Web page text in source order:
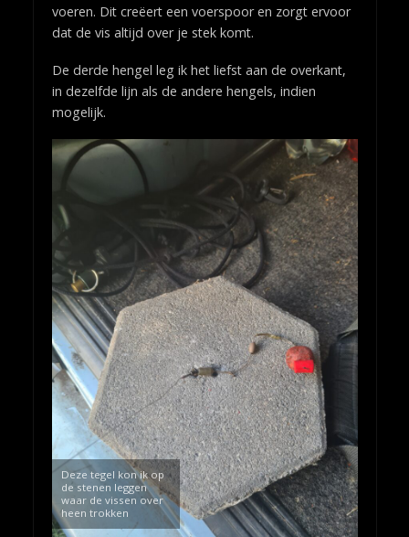
voeren. Dit creëert een voerspoor en zorgt ervoor
dat de vis altijd over je stek komt.
De derde hengel leg ik het liefst aan de overkant,
in dezelfde lijn als de andere hengels, indien
mogelijk.
Deze tegel kon ik op
de stenen leggen
waar de vissen over
heen trokken